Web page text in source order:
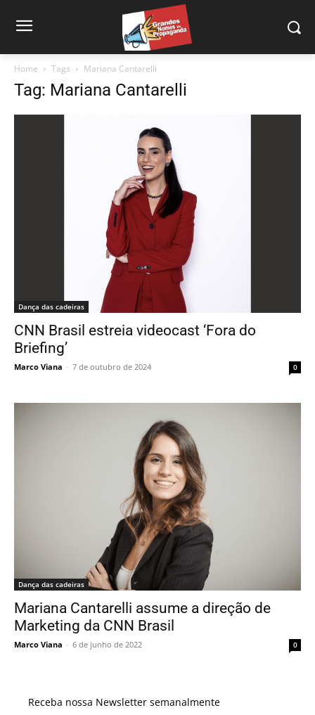
Home Tags Mariana Cantarelli
Tag: Mariana Cantarelli
Dança das cadeiras
CNN Brasil estreia videocast ‘Fora do
Briefing’
Marco Viana - 7 de outubro de 2024 0
Dança das cadeiras
Mariana Cantarelli assume a direção de
Marketing da CNN Brasil
Marco Viana - 6 de junho de 2022 0
Receba nossa Newsletter semanalmente